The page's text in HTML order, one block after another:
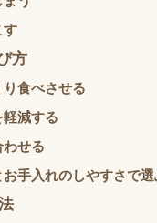
す
方
食べさせる
減する
せる
手入れのしやすさで